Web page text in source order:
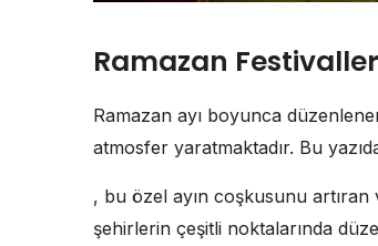
Ramazan
Ramazan ayı boyunca
atmosfer yaratmaktadır. Bu
, bu özel ayın coşkusunu
şehirlerin çeşitli noktalarında